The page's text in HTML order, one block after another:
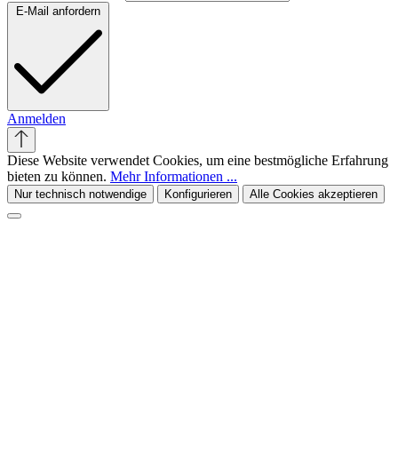
E-Mail anfordern
Anmelden
Diese Website verwendet Cookies, um eine bestmögliche Erfahrung
bieten zu können. Mehr Informationen ...
Nur technisch notwendige Konfigurieren Alle Cookies akzeptieren